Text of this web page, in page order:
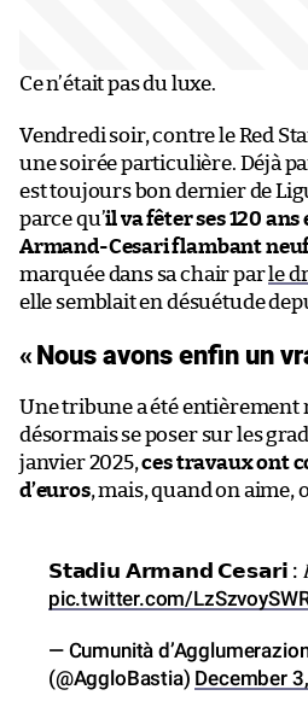
Ce n’était pas du luxe.
Vendredi soir, contre le Red
une soirée particulière. Déjà
est toujours bon dernier de
parce qu’il va fêter ses 120
Armand-Cesari flambant
marquée dans sa chair parle
elle semblait en désuétude
«Nous avons enfin un
Une tribune a été entièrement
désormais se poser sur les
janvier 2025,ces travaux ont
d’euros, mais, quand on aime,
𝗦𝘁𝗮𝗱𝗶𝘂 𝗔𝗿𝗺𝗮𝗻𝗱 𝗖𝗲𝘀𝗮𝗿𝗶 :
pic.twitter.com/
— Cumunità
(@AggloBastia) December